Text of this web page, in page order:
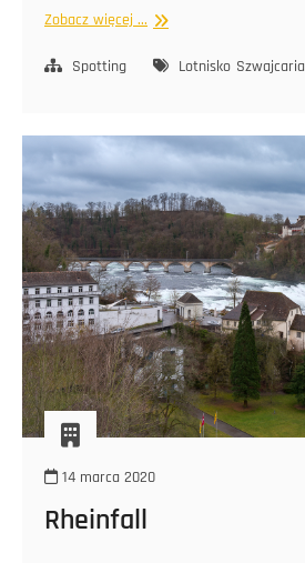
Zobacz więcej ... Zuschauerterrassen
Spotting
Lotnisko Szwajcaria
14 marca 2020
Rheinfall